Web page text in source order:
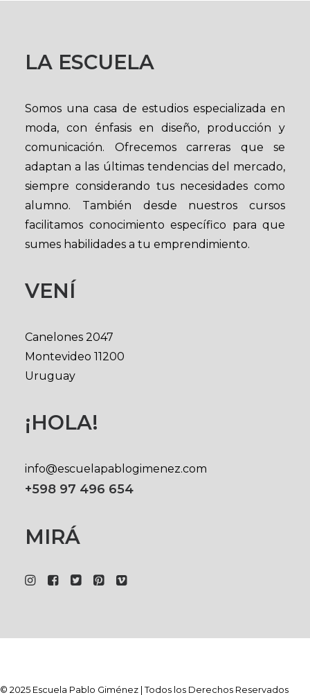
LA ESCUELA
Somos una casa de estudios especializada en
moda, con énfasis en diseño, producción y
comunicación. Ofrecemos carreras que se
adaptan a las últimas tendencias del mercado,
siempre considerando tus necesidades como
alumno. También desde nuestros cursos
facilitamos conocimiento específico para que
sumes habilidades a tu emprendimiento.
VENÍ
Canelones 2047
Montevideo 11200
Uruguay
¡HOLA!
info@escuelapablogimenez.com
+598 97 496 654
MIRÁ
© 2025 Escuela Pablo Giménez | Todos los Derechos Reservados